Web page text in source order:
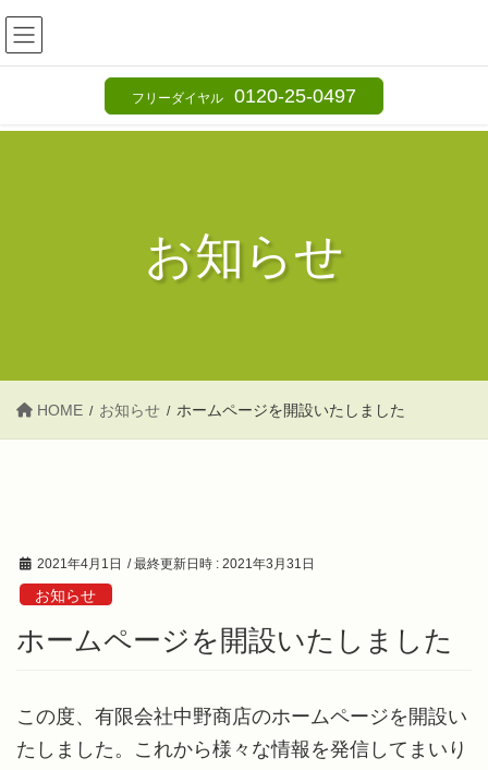
コ
ン
テ
ツ
ナ
ビ
ゲ
シ
フリーダイヤル 0120-25-0497
お知らせ
HOME お知らせ ホームページを開設いたしました
2021年4月1日 / 最終更新日時 : 2021年3月31日
お知らせ
ホームページを開設いたしました
この度、有限会社中野商店のホームページを開設い
たしました。これから様々な情報を発信してまいり